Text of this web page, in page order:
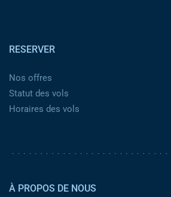
RESERVER
Nos offres
Statut des vols
Horaires des vols
À PROPOS DE NOUS